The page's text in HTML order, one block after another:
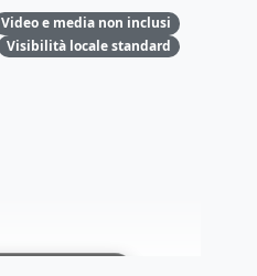
Video e media non inclusi
Visibilità locale standard